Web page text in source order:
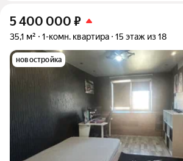
5 400 000 ₽
35,1 м² 1-комн. квартира 15 этаж из 18
новостройка